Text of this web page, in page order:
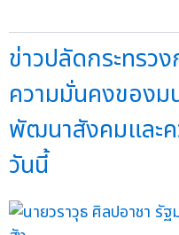
ข่าวปลัดกระทรว
ความมั่นคงของม
พัฒนาสังคมและ
วันนี้